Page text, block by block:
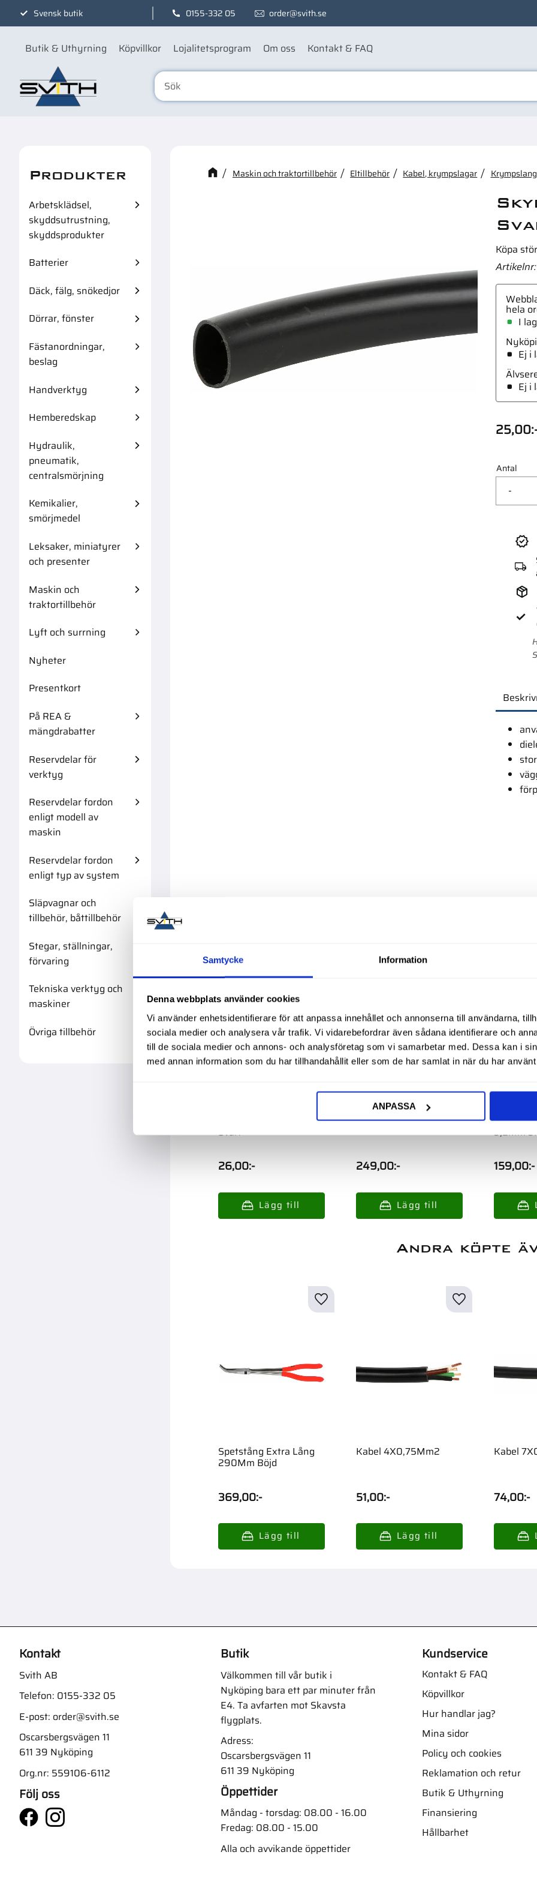
Samtycke Information
Denna webbplats använder cookies
Vi använder enhetsidentifierare för att anpassa innehållet och annonserna till användarna,
sociala medier och analysera vår trafik. Vi vidarebefordrar även sådana identifierare och
till de sociala medier och annons- och analysföretag som vi samarbetar med. Dessa kan i
med annan information som du har tillhandahållit eller som de har samlat in när du har
ANPASSA
Svensk butik 0155-332 05 order@svith.se
Butik & Uthyrning Köpvillkor Lojalitetsprogram Om oss Kontakt & FAQ
Kanske någon av dessa produkter
Kabel 2X1,00Mm2 Flat
Maskin och traktortillbehör Eltillbehör Kabel, krympslagar
Köpa
Artikelnr
25,00
Antal
-
hela
I
Ej i
Ej i
Skyddsocka Pvc 10Mm
Svart
26,00:-
Krympslangsortiment
249,00:-
3,2Mm
159,00:-
Andra köpte
Spetstång Extra Lång
290Mm Böjd
369,00:-
Kabel 4X0,75Mm2
51,00:- 74,00:-
Produkter
Arbetsklädsel,
skyddsutrustning,
skyddsprodukter
Batterier
Däck, fälg, snökedjor
Dörrar, fönster
Fästanordningar,
beslag
Handverktyg
Hemberedskap
Hydraulik,
pneumatik,
centralsmörjning
Kemikalier,
smörjmedel
Leksaker, miniatyrer
och presenter
Maskin och
traktortillbehör
Lyft och surrning
Nyheter
Presentkort
På REA &
mängdrabatter
Reservdelar för
verktyg
Reservdelar fordon
enligt modell av
maskin
Reservdelar fordon
enligt typ av system
Släpvagnar och
tillbehör, båttillbehör
Stegar, ställningar,
förvaring
Tekniska verktyg och
maskiner
Övriga tillbehör
Kontakt
Svith AB
Telefon: 0155-332 05
E-post: order@svith.se
Oscarsbergsvägen 11
611 39 Nyköping
Org.nr: 559106-6112
Följ oss
Butik
Välkommen till vår butik i
Nyköping bara ett par minuter från
E4. Ta avfarten mot Skavsta
flygplats.
Adress:
Oscarsbergsvägen 11
611 39 Nyköping
Öppettider
Måndag - torsdag: 08.00 - 16.00
Fredag: 08.00 - 15.00
Alla och avvikande öppettider
Kundservice
Kontakt & FAQ
Köpvillkor
Hur handlar jag?
Mina sidor
Policy och cookies
Reklamation och retur
Butik & Uthyrning
Finansiering
Hållbarhet